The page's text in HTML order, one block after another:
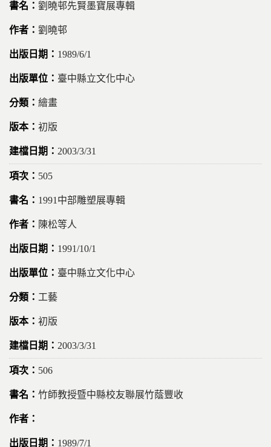
劉曉邨先賢墨寶展專輯
劉曉邨
1989/6/1
臺中縣立文化中心
繪畫
初版
2003/3/31
505
1991中部雕塑展專輯
陳松等人
1991/10/1
臺中縣立文化中心
工藝
初版
2003/3/31
506
竹師教授暨中縣校友聯展竹蔭豐收
1989/7/1